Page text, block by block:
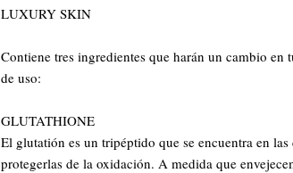
LUXURY SKIN
Contiene tres ingredientes que harán un cambio en
de uso:
GLUTATHIONE
El glutatión es un tripéptido que se encuentra en
protegerlas de la oxidación. A medida que